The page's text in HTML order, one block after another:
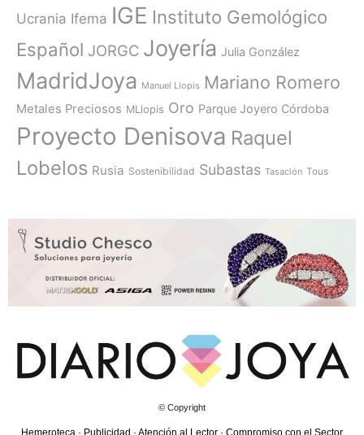
Ucrania Ifema IGE Instituto Gemológico
Español JORGC Joyería Julia González
MadridJoya Manuel Llopis Mariano Romero
Metales Preciosos MLlopis Oro Parque Joyero Córdoba
Proyecto Denisova Raquel
Lobelos Rusia Sostenibilidad Subastas Tasación Tous
© Copyright
Hemeroteca · Publicidad · Atención al Lector · Compromiso con el Sector